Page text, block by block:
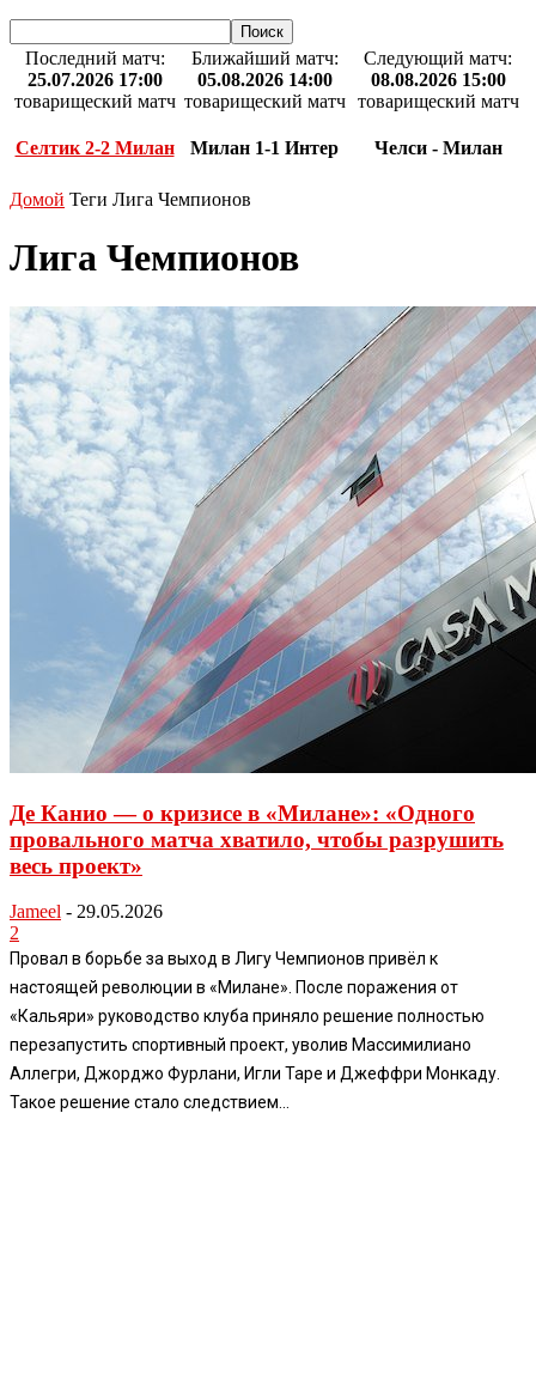
Последний матч:
25.07.2026 17:00
товарищеский матч
Селтик 2-2 Милан
Ближайший матч:
05.08.2026 14:00
товарищеский матч
Милан 1-1 Интер
Следующий матч:
08.08.2026 15:00
товарищеский матч
Челси - Милан
Домой Теги Лига Чемпионов
Лига Чемпионов
Де Канио — о кризисе в «Милане»: «Одного
провального матча хватило, чтобы разрушить
весь проект»
Jameel - 29.05.2026
2
Провал в борьбе за выход в Лигу Чемпионов привёл к
настоящей революции в «Милане». После поражения от
«Кальяри» руководство клуба приняло решение полностью
перезапустить спортивный проект, уволив Массимилиано
Аллегри, Джорджо Фурлани, Игли Таре и Джеффри Монкаду.
Такое решение стало следствием...